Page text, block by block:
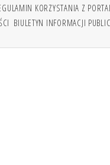
KORZYSTANIA Z
BIULETYN INFORMACJI